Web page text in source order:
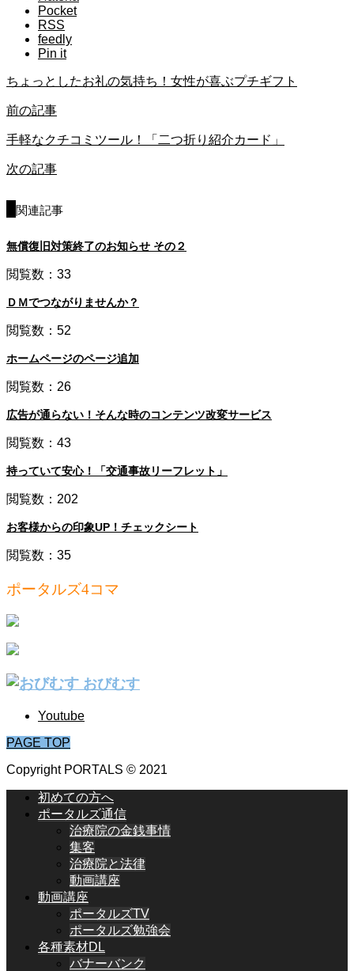
Pocket
RSS
feedly
Pin it
ちょっとしたお礼の気持ち！女性が喜ぶプチギフト
前の記事
手軽なクチコミツール！「二つ折り紹介カード」
次の記事
関連記事
無償復旧対策終了のお知らせ その２
閲覧数：33
ＤＭでつながりませんか？
閲覧数：52
ホームページのページ追加
閲覧数：26
広告が通らない！そんな時のコンテンツ改変サービス
閲覧数：43
持っていて安心！「交通事故リーフレット」
閲覧数：202
お客様からの印象UP！チェックシート
閲覧数：35
ポータルズ4コマ
おびむす
Youtube
PAGE TOP
Copyright PORTALS © 2021
初めての方へ
ポータルズ通信
治療院の金銭事情
集客
治療院と法律
動画講座
動画講座
ポータルズTV
ポータルズ勉強会
各種素材DL
バナーバンク